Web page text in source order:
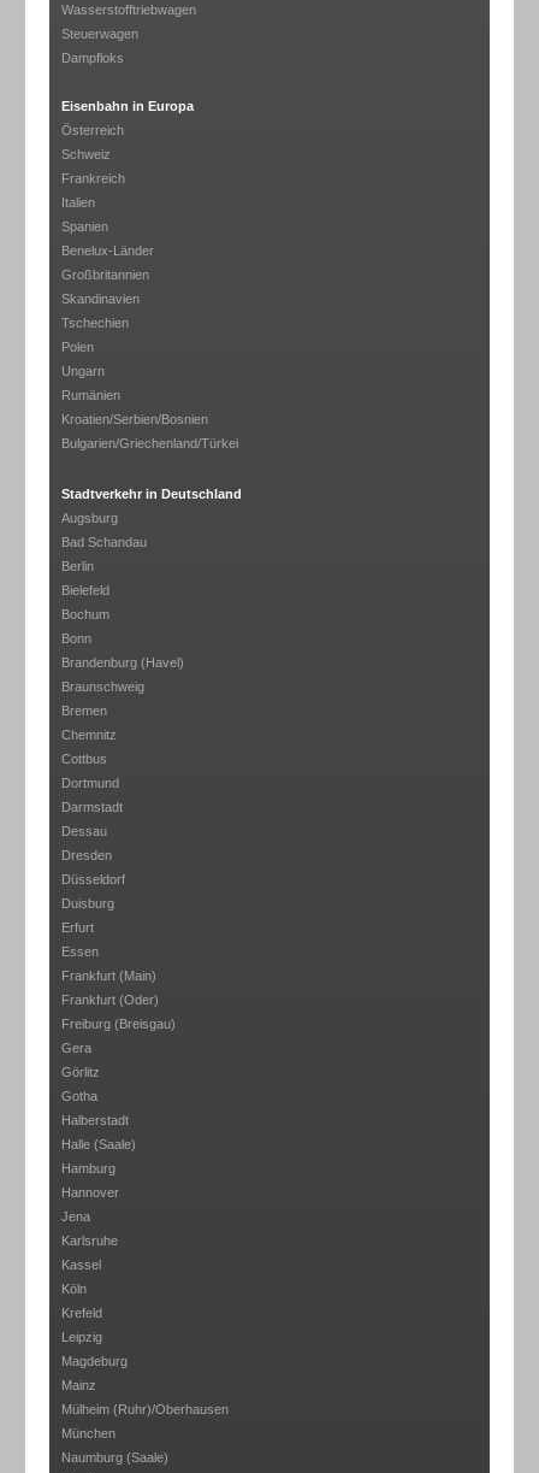
Wasserstofftriebwagen
Steuerwagen
Dampfloks
Eisenbahn in Europa
Österreich
Schweiz
Frankreich
Italien
Spanien
Benelux-Länder
Großbritannien
Skandinavien
Tschechien
Polen
Ungarn
Rumänien
Kroatien/Serbien/Bosnien
Bulgarien/Griechenland/Türkei
Stadtverkehr in Deutschland
Augsburg
Bad Schandau
Berlin
Bielefeld
Bochum
Bonn
Brandenburg (Havel)
Braunschweig
Bremen
Chemnitz
Cottbus
Dortmund
Darmstadt
Dessau
Dresden
Düsseldorf
Duisburg
Erfurt
Essen
Frankfurt (Main)
Frankfurt (Oder)
Freiburg (Breisgau)
Gera
Görlitz
Gotha
Halberstadt
Halle (Saale)
Hamburg
Hannover
Jena
Karlsruhe
Kassel
Köln
Krefeld
Leipzig
Magdeburg
Mainz
Mülheim (Ruhr)/Oberhausen
München
Naumburg (Saale)